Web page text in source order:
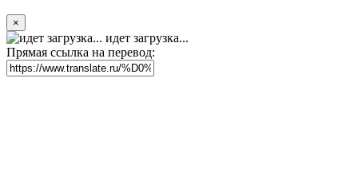
×
идет загрузка...
Прямая ссылка на перевод: